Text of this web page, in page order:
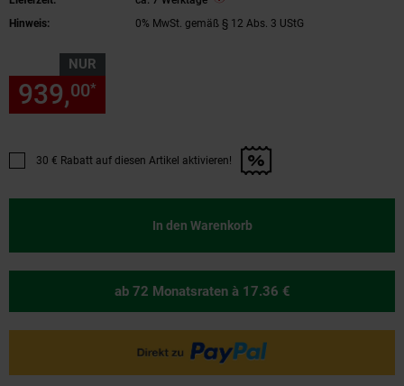
Bifacial Module
Hinweis:
0% MwSt. gemäß § 12 Abs. 3 UStG
NUR
939,00*
Promotion "30 € Rabatt auf diesen Artikel aktivieren!" anwenden
30 € Rabatt auf diesen Artikel aktivieren!
In den Warenkorb
ab 72 Monatsraten à 17.36 €